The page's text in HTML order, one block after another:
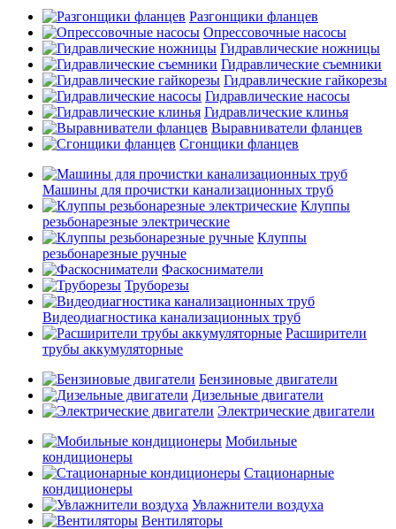
Разгонщики фланцев
Опрессовочные насосы
Гидравлические ножницы
Гидравлические съемники
Гидравлические гайкорезы
Гидравлические насосы
Гидравлические клинья
Выравниватели фланцев
Сгонщики фланцев
Машины для прочистки канализационных труб
Клуппы
резьбонарезные электрические
Клуппы
резьбонарезные ручные
Фаскосниматели
Труборезы
Видеодиагностика канализационных труб
Расширители
трубы аккумуляторные
Бензиновые двигатели
Дизельные двигатели
Электрические двигатели
Мобильные
кондиционеры
Стационарные
кондиционеры
Увлажнители воздуха
Вентиляторы